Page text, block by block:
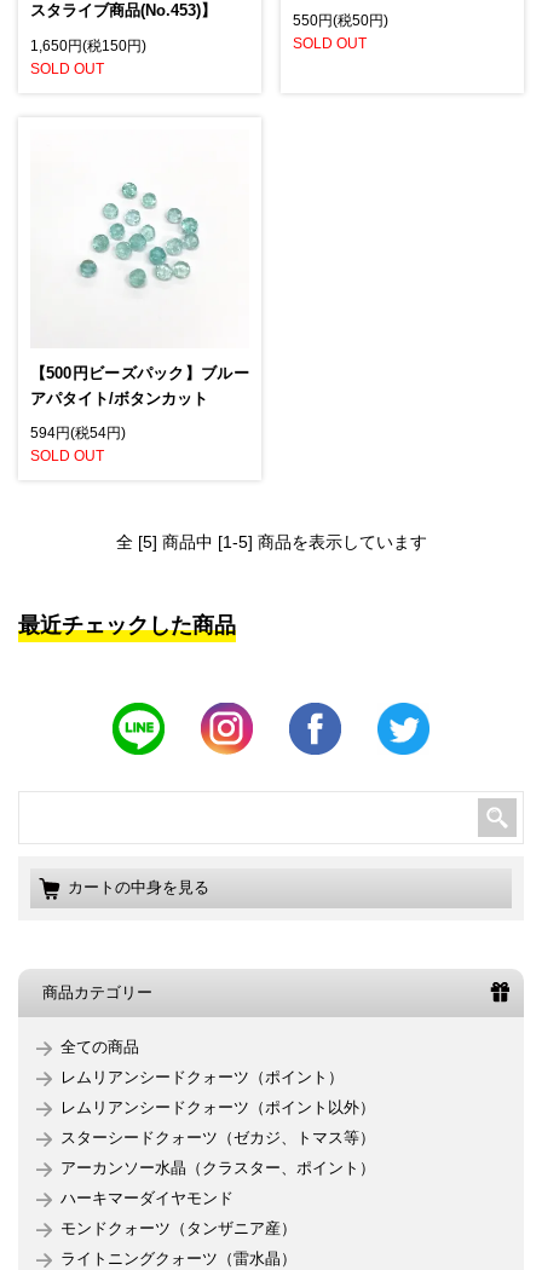
スタライブ商品(No.453)】
1,650円(税150円)
SOLD OUT
550円(税50円)
SOLD OUT
【500円ビーズパック】ブルー
アパタイト/ボタンカット
594円(税54円)
SOLD OUT
全 [5] 商品中 [1-5] 商品を表示しています
最近チェックした商品
カートの中身を見る
商品カテゴリー
全ての商品
レムリアンシードクォーツ（ポイント）
レムリアンシードクォーツ（ポイント以外）
スターシードクォーツ（ゼカジ、トマス等）
アーカンソー水晶（クラスター、ポイント）
ハーキマーダイヤモンド
モンドクォーツ（タンザニア産）
ライトニングクォーツ（雷水晶）